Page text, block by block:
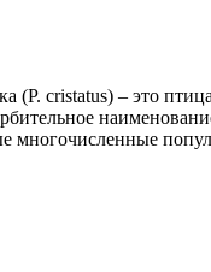
(P. cristatus) – это
многочисленные